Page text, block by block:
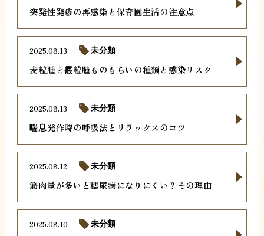
突発性発疹の再感染と保育園生活の注意点
麦粒腫と霰粒腫ものもらいの種類と感染リスク
2025.08.13 未分類
喘息発作時の呼吸法とリラックスのコツ
2025.08.13 未分類
筋肉量が多いと糖尿病になりにくい？その理由
2025.08.12 未分類
2025.08.10 未分類